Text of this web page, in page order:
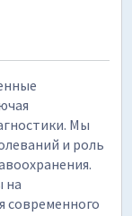
Мы
и роль
на
современного